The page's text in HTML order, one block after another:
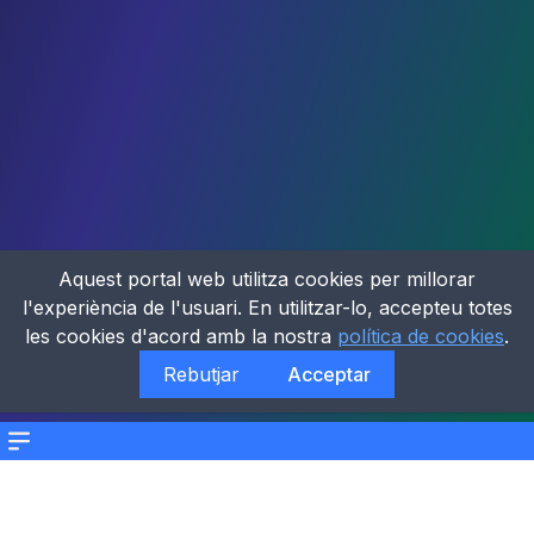
Menu
Aquest portal web utilitza cookies per millorar
l'experiència de l'usuari. En utilitzar-lo, accepteu totes
les cookies d'acord amb la nostra política de cookies.
Rebutjar
Acceptar